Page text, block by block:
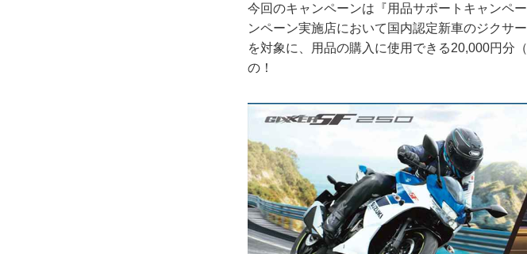
今回のキャンペーンは『用品サポートキャンペ
ンペーン実施店において国内認定新車のジクサ
を対象に、用品の購入に使用できる20,000円分
の！